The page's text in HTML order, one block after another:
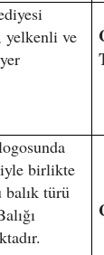
yelkenli ve
birlikte
balık türü